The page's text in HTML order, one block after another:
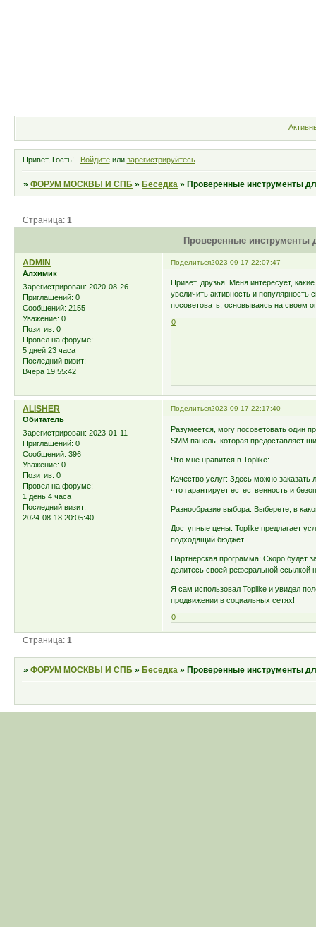
Привет, Гость! Войдитеили зарегистрируйтесь.
»ФОРУМ МОСКВЫ И СПБ »Беседка »Проверенные инструменты
Проверенные инструменты
Страница:1
Поделиться2023-09-17 22:07:47
ADMIN
Алхимик
Зарегистрирован: 2020-08-26
Приглашений: 0
Сообщений: 2155
Уважение: 0
Позитив: 0
Провел на форуме:
5 дней 23 часа
Последний визит:
Вчера 19:55:42
Привет, друзья! Меня интересует,
увеличить активность и
посоветовать, основываясь на своем
0
Поделиться2023-09-17 22:17:40
ALISHER
Обитатель
Зарегистрирован: 2023-01-11
Приглашений: 0
Сообщений: 396
Уважение: 0
Позитив: 0
Провел на форуме:
1 день 4 часа
Последний визит:
2024-08-18 20:05:40
Разумеется, могу посоветовать один
SMM панель, которая предоставляет
Что мне нравится в Toplike:
Качество услуг: Здесь можно заказать
что гарантирует естественность и
Разнообразие выбора: Выберете, в
Доступные цены: Toplike предлагает
подходящий бюджет.
Партнерская программа: Скоро будет
делитесь своей реферальной ссылкой
Я сам использовал Toplike и увидел
продвижении в социальных сетях!
0
Страница:1
»ФОРУМ МОСКВЫ И СПБ » Беседка » Проверенные инструменты